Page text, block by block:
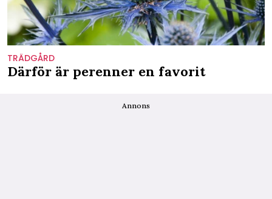
TRÄDGÅRD
Därför är perenner en favorit
Annons